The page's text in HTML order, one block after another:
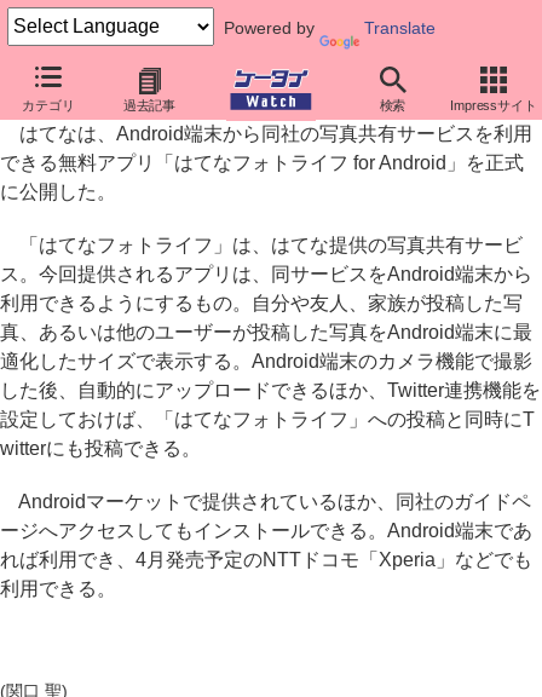
Powered by Translate
カテゴリ 過去記事 検索 Impressサイト
はてな、Android向け「はてなフォトライフ」正式版
はてなは、Android端末から同社の写真共有サービスを利用
できる無料アプリ「はてなフォトライフ for Android」を正式
に公開した。
「はてなフォトライフ」は、はてな提供の写真共有サービ
ス。今回提供されるアプリは、同サービスをAndroid端末から
利用できるようにするもの。自分や友人、家族が投稿した写
真、あるいは他のユーザーが投稿した写真をAndroid端末に最
適化したサイズで表示する。Android端末のカメラ機能で撮影
した後、自動的にアップロードできるほか、Twitter連携機能を
設定しておけば、「はてなフォトライフ」への投稿と同時にT
witterにも投稿できる。
Androidマーケットで提供されているほか、同社のガイドペ
ージへアクセスしてもインストールできる。Android端末であ
れば利用でき、4月発売予定のNTTドコモ「Xperia」などでも
利用できる。
(関口 聖)